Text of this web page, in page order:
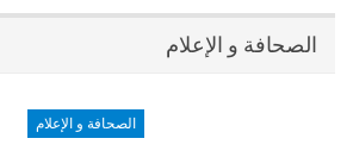
الصحافة و الإعلام
الصحافة و الإعلام